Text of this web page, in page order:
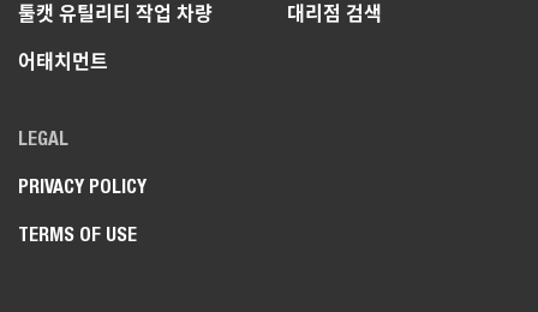
툴캣 유틸리티 작업 차량
어태치먼트
대리점 검색
LEGAL
PRIVACY POLICY
TERMS OF USE